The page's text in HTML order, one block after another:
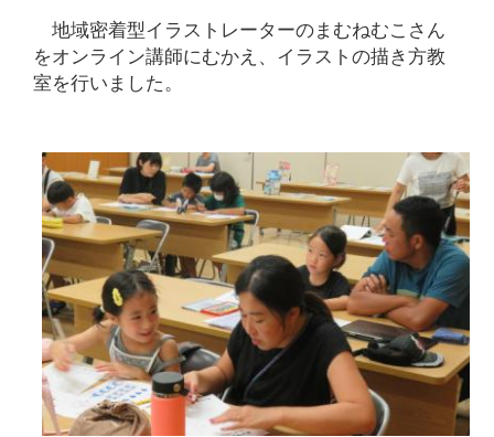
地域密着型イラストレーターのまむねむこさん
をオンライン講師にむかえ、イラストの描き方教
室を行いました。